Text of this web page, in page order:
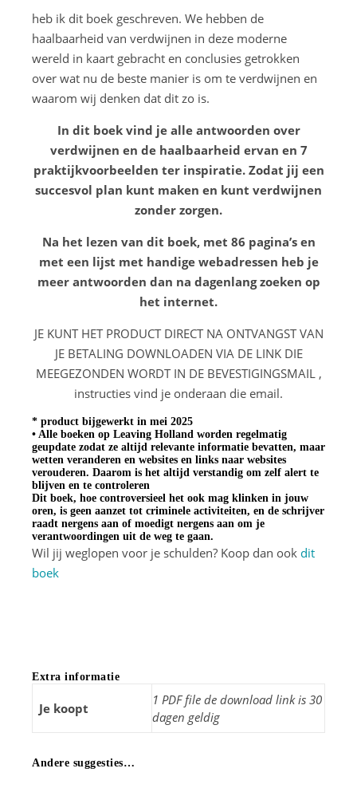
heb ik dit boek geschreven. We hebben de
haalbaarheid van verdwijnen in deze moderne
wereld in kaart gebracht en conclusies getrokken
over wat nu de beste manier is om te verdwijnen en
waarom wij denken dat dit zo is.
In dit boek vind je alle antwoorden over
verdwijnen en de haalbaarheid ervan en 7
praktijkvoorbeelden ter inspiratie. Zodat jij een
succesvol plan kunt maken en kunt verdwijnen
zonder zorgen.
Na het lezen van dit boek, met 86 pagina’s en
met een lijst met handige webadressen heb je
meer antwoorden dan na dagenlang zoeken op
het internet.
JE KUNT HET PRODUCT DIRECT NA ONTVANGST VAN
JE BETALING DOWNLOADEN VIA DE LINK DIE
MEEGEZONDEN WORDT IN DE BEVESTIGINGSMAIL ,
instructies vind je onderaan die email.
* product bijgewerkt in mei 2025
• Alle boeken op Leaving Holland worden regelmatig
geupdate zodat ze altijd relevante informatie bevatten, maar
wetten veranderen en websites en links naar websites
verouderen. Daarom is het altijd verstandig om zelf alert te
blijven en te controleren
Dit boek, hoe controversieel het ook mag klinken in jouw
oren, is geen aanzet tot criminele activiteiten, en de schrijver
raadt nergens aan of moedigt nergens aan om je
verantwoordingen uit de weg te gaan.
Wil jij weglopen voor je schulden? Koop dan ook dit
boek
Extra informatie
Je koopt
1 PDF file de download link is 30
dagen geldig
Andere suggesties…